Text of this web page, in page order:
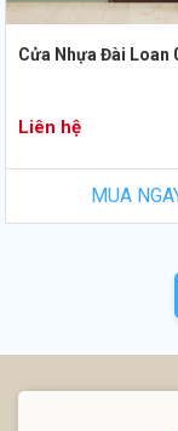
Cửa Nhựa Đài Loan
Liên hệ
MUA